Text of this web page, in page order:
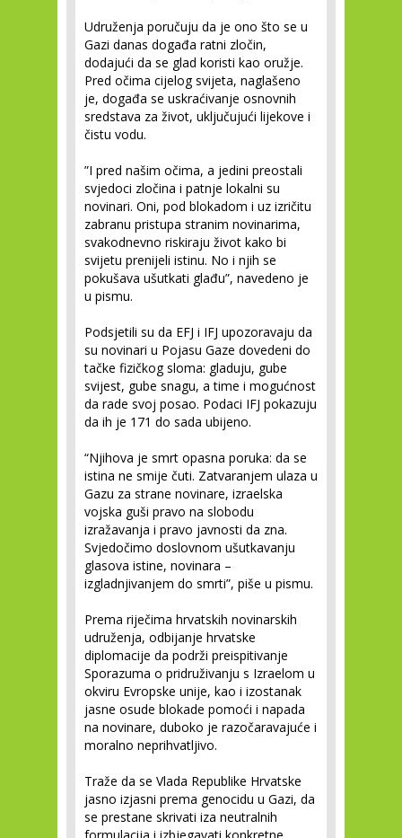
Udruženja poručuju da je ono što se u
Gazi danas događa ratni zločin,
dodajući da se glad koristi kao oružje.
Pred očima cijelog svijeta, naglašeno
je, događa se uskraćivanje osnovnih
sredstava za život, uključujući lijekove i
čistu vodu.
”I pred našim očima, a jedini preostali
svjedoci zločina i patnje lokalni su
novinari. Oni, pod blokadom i uz izričitu
zabranu pristupa stranim novinarima,
svakodnevno riskiraju život kako bi
svijetu prenijeli istinu. No i njih se
pokušava ušutkati glađu”, navedeno je
u pismu.
Podsjetili su da EFJ i IFJ upozoravaju da
su novinari u Pojasu Gaze dovedeni do
tačke fizičkog sloma: gladuju, gube
svijest, gube snagu, a time i mogućnost
da rade svoj posao. Podaci IFJ pokazuju
da ih je 171 do sada ubijeno.
“Njihova je smrt opasna poruka: da se
istina ne smije čuti. Zatvaranjem ulaza u
Gazu za strane novinare, izraelska
vojska guši pravo na slobodu
izražavanja i pravo javnosti da zna.
Svjedočimo doslovnom ušutkavanju
glasova istine, novinara –
izgladnjivanjem do smrti”, piše u pismu.
Prema riječima hrvatskih novinarskih
udruženja, odbijanje hrvatske
diplomacije da podrži preispitivanje
Sporazuma o pridruživanju s Izraelom u
okviru Evropske unije, kao i izostanak
jasne osude blokade pomoći i napada
na novinare, duboko je razočaravajuće i
moralno neprihvatljivo.
Traže da se Vlada Republike Hrvatske
jasno izjasni prema genocidu u Gazi, da
se prestane skrivati iza neutralnih